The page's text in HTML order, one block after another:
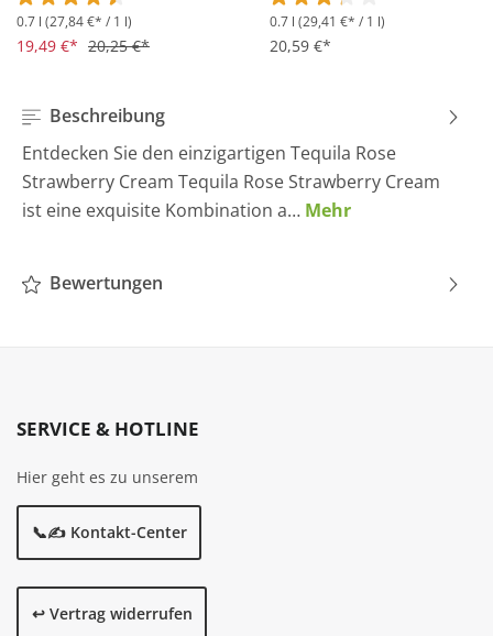
Durchschnittliche Bewertung von 4.5 von 5 Sternen
0.7 l (27,84 €* / 1 l)
19,49 €* 20,25 €*
Durchschnittliche
0.7 l (29,41 €* / 1 l)
20,59 €*
Beschreibung
Entdecken Sie den einzigartigen Tequila Rose
Strawberry Cream Tequila Rose Strawberry Cream
ist eine exquisite Kombination a… Mehr
Bewertungen
SERVICE & HOTLINE
Hier geht es zu unserem
📞✍️ Kontakt-Center
↩️ Vertrag widerrufen